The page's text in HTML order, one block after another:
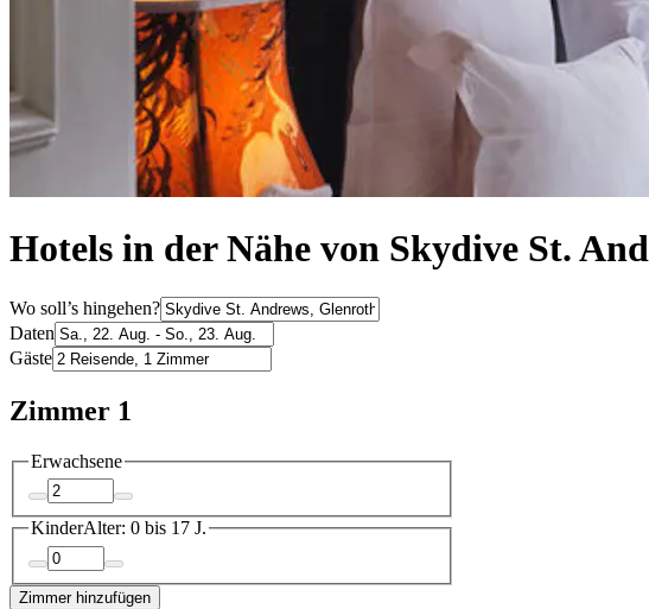
Hotels in der Nähe von Skydive St.
Wo soll’s hingehen?
Daten
Gäste
Zimmer 1
Erwachsene
KinderAlter: 0 bis 17 J.
Zimmer hinzufügen